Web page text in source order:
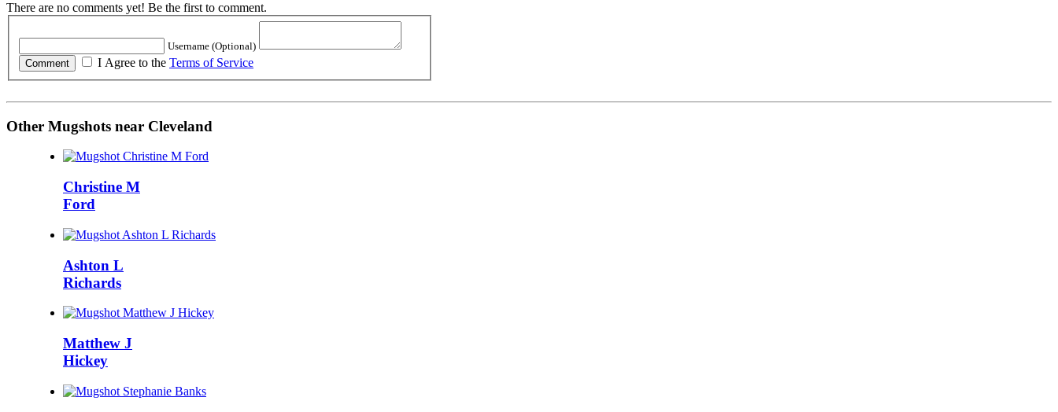
There are no comments yet! Be the first to comment.
Username (Optional)
I Agree to the Terms of Service
Other Mugshots near Cleveland
Christine M
Ford
Ashton L
Richards
Matthew J
Hickey